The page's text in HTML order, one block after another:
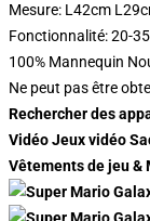
Mesure: L42cm
Fonctionnalité: 20-
100% Mannequin
Ne peut pas être
Rechercher des
Vidéo Jeux vidéo
Vêtements de jeu &